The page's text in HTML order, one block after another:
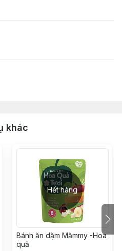
khác
Hết hàng
Bánh ăn dặm Mămmy -Hoa
quả